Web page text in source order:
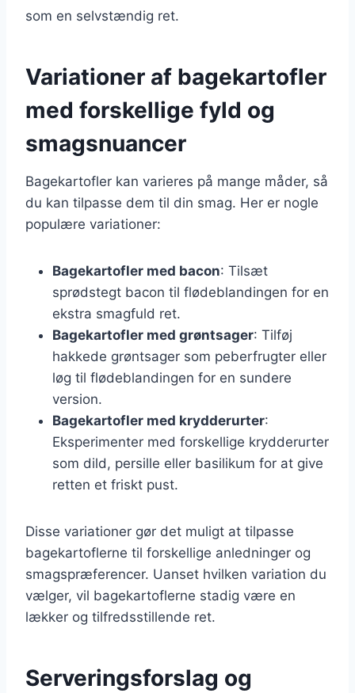
som en selvstændig ret.
Variationer af bagekartofler
med forskellige fyld og
smagsnuancer
Bagekartofler kan varieres på mange måder, så
du kan tilpasse dem til din smag. Her er nogle
populære variationer:
Bagekartofler med bacon: Tilsæt
sprødstegt bacon til flødeblandingen for en
ekstra smagfuld ret.
Bagekartofler med grøntsager: Tilføj
hakkede grøntsager som peberfrugter eller
løg til flødeblandingen for en sundere
version.
Bagekartofler med krydderurter:
Eksperimenter med forskellige krydderurter
som dild, persille eller basilikum for at give
retten et friskt pust.
Disse variationer gør det muligt at tilpasse
bagekartoflerne til forskellige anledninger og
smagspræferencer. Uanset hvilken variation du
vælger, vil bagekartoflerne stadig være en
lækker og tilfredsstillende ret.
Serveringsforslag og